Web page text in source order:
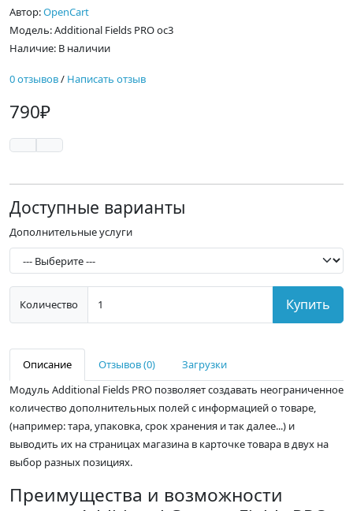
Автор:OpenCart
Модель: Additional Fields PRO oc3
Наличие: В наличии
0 отзывов/ Написать отзыв
790₽
Доступные варианты
Дополнительные услуги
Количество Купить
Описание Отзывов (0)
Загрузки
Модуль Additional Fields PRO позволяет создавать неограниченное
количество дополнительных полей с информацией о товаре,
(например: тара, упаковка, срок хранения и так далее...) и
выводить их на страницах магазина в карточке товара в двух на
выбор разных позициях.
Преимущества и возможности